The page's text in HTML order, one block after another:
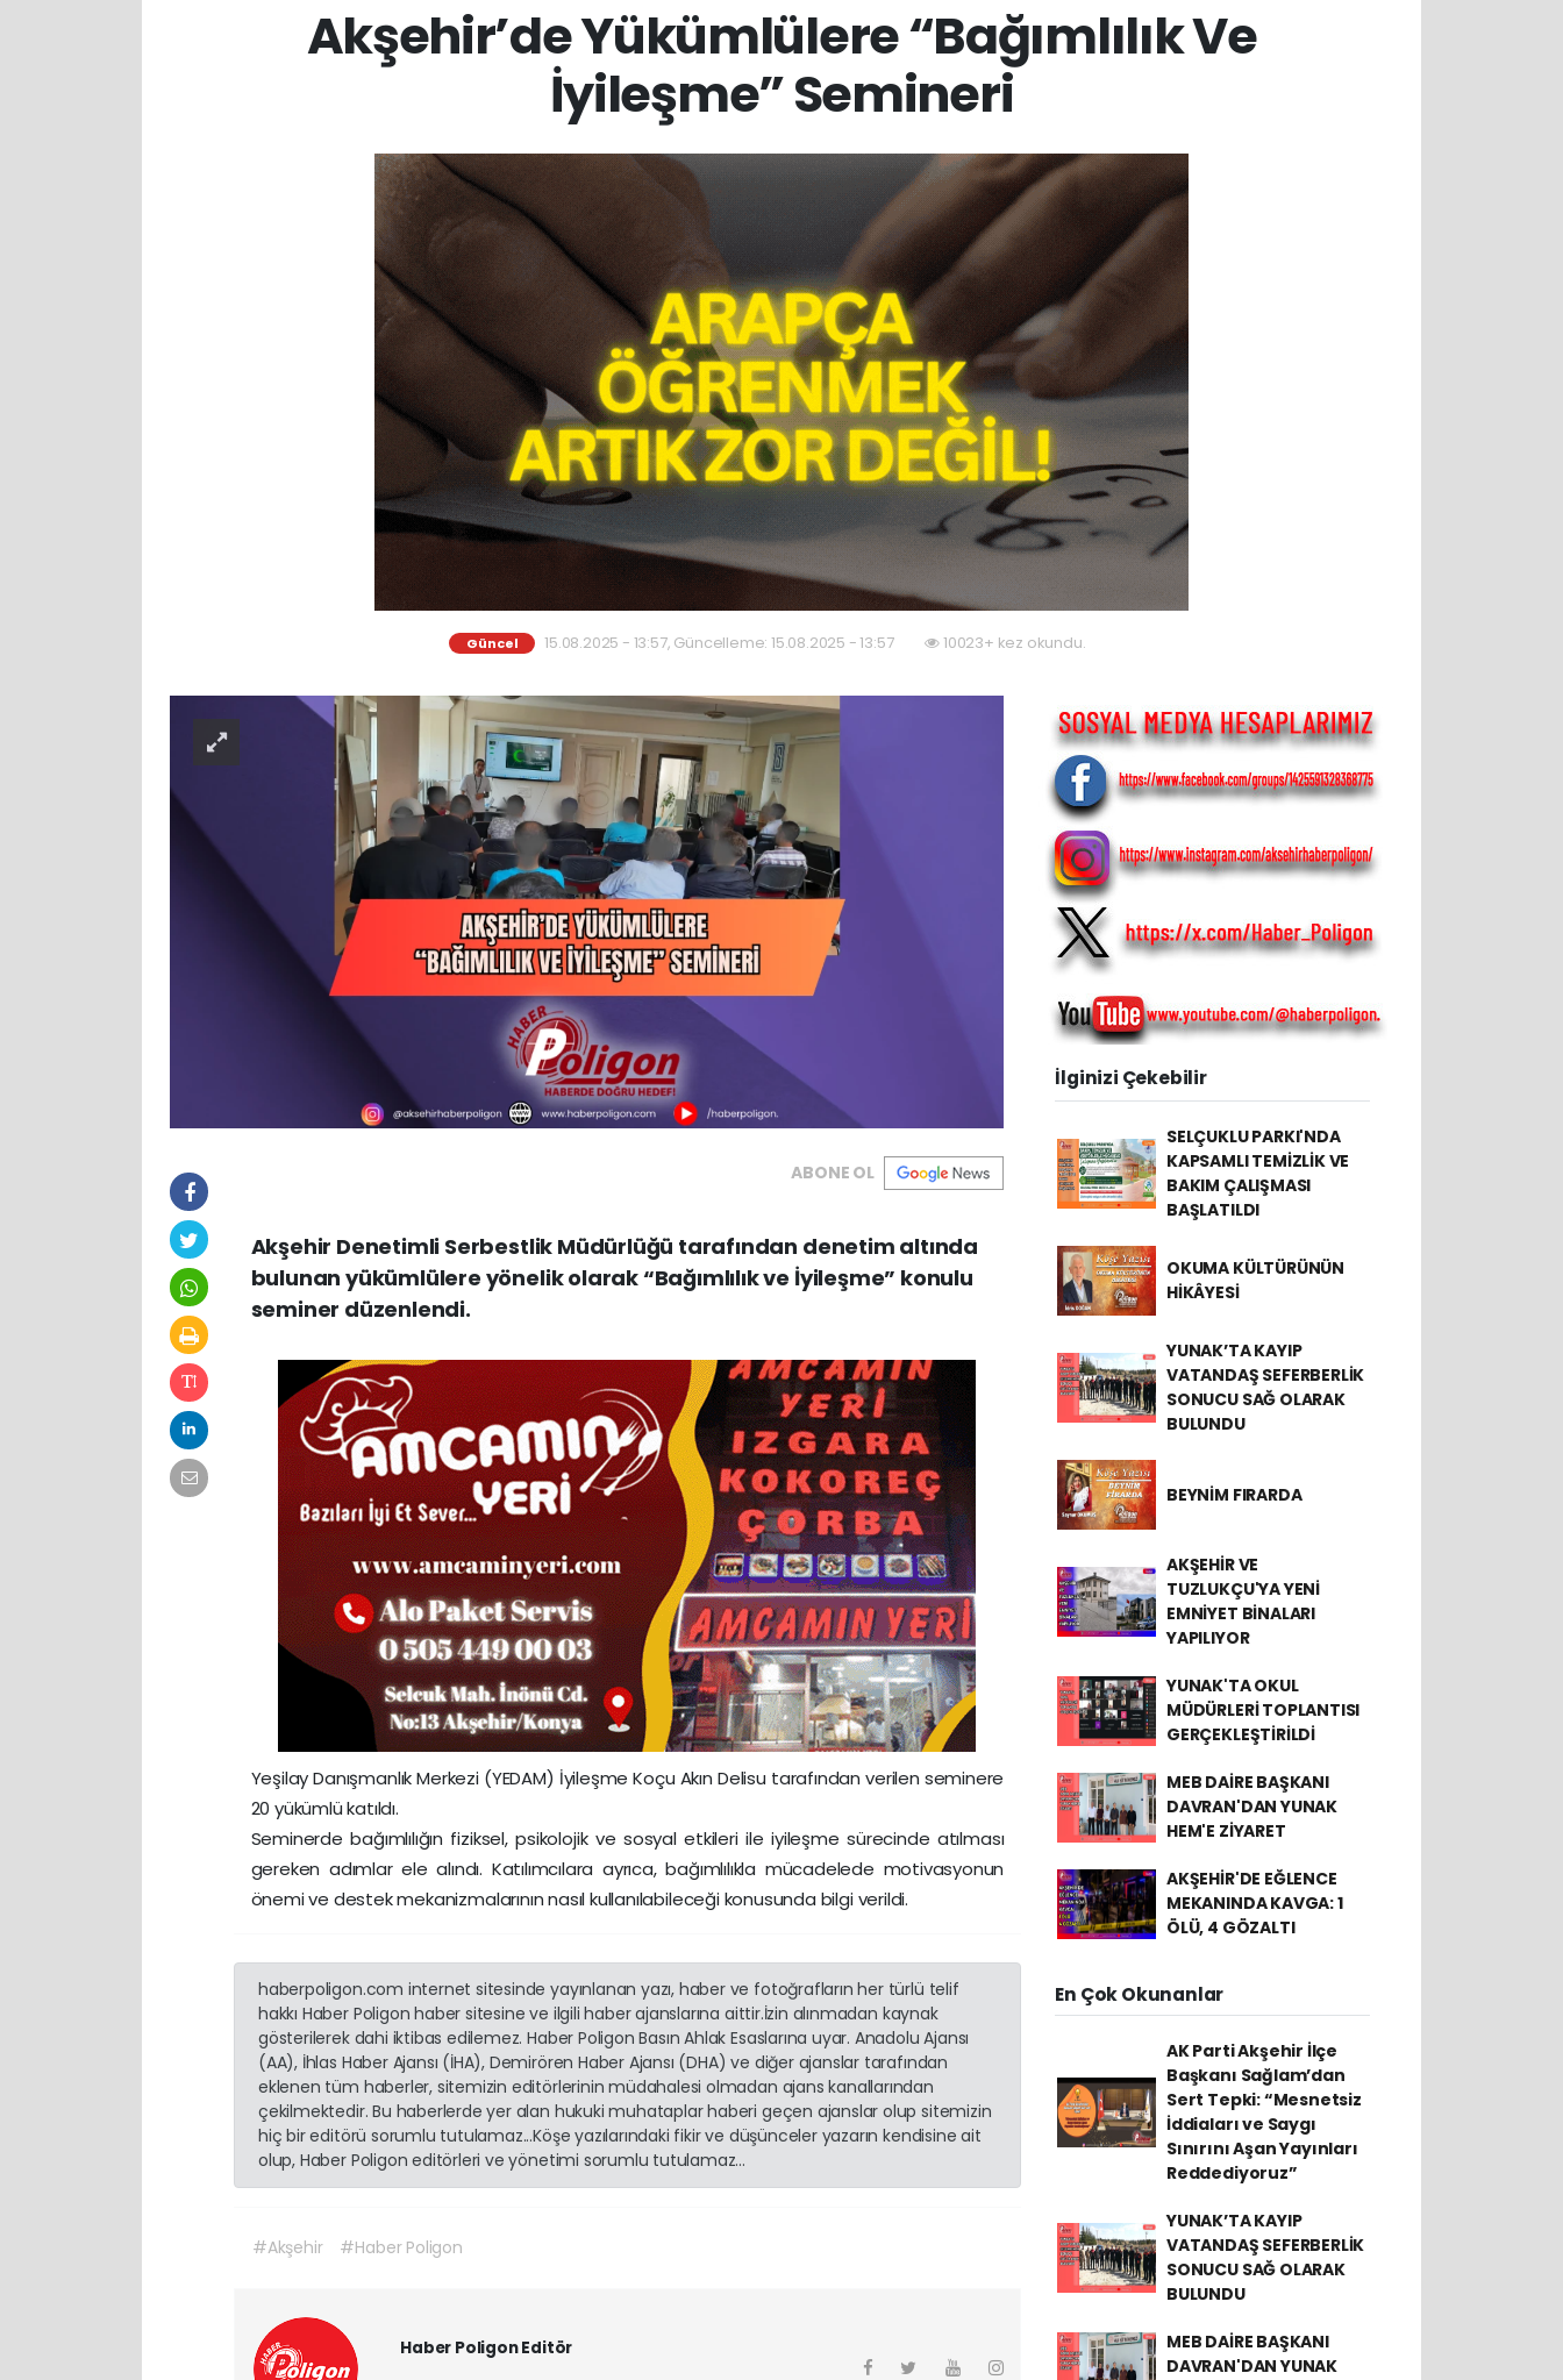
Akşehir’de Yükümlülere “Bağımlılık Ve
İyileşme” Semineri
Güncel 15.08.2025 - 13:57, Güncelleme: 15.08.2025 - 13:57 10023+ kez okundu.
ABONE OL
Akşehir Denetimli Serbestlik Müdürlüğü tarafından denetim altında
bulunan yükümlülere yönelik olarak “Bağımlılık ve İyileşme” konulu
seminer düzenlendi.
Yeşilay Danışmanlık Merkezi (YEDAM) İyileşme Koçu Akın Delisu tarafından verilen seminere
20 yükümlü katıldı.
Seminerde bağımlılığın fiziksel, psikolojik ve sosyal etkileri ile iyileşme sürecinde atılması
gereken adımlar ele alındı. Katılımcılara ayrıca, bağımlılıkla mücadelede motivasyonun
önemi ve destek mekanizmalarının nasıl kullanılabileceği konusunda bilgi verildi.
haberpoligon.com internet sitesinde yayınlanan yazı, haber ve fotoğrafların her türlü telif
hakkı Haber Poligon haber sitesine ve ilgili haber ajanslarına aittir.İzin alınmadan kaynak
gösterilerek dahi iktibas edilemez. Haber Poligon Basın Ahlak Esaslarına uyar. Anadolu Ajansı
(AA), İhlas Haber Ajansı (İHA), Demirören Haber Ajansı (DHA) ve diğer ajanslar tarafından
eklenen tüm haberler, sitemizin editörlerinin müdahalesi olmadan ajans kanallarından
çekilmektedir. Bu haberlerde yer alan hukuki muhataplar haberi geçen ajanslar olup sitemizin
hiç bir editörü sorumlu tutulamaz...Köşe yazılarındaki fikir ve düşünceler yazarın kendisine ait
olup, Haber Poligon editörleri ve yönetimi sorumlu tutulamaz...
#Akşehir #Haber Poligon
Haber Poligon Editör
İlginizi Çekebilir
SELÇUKLU PARKI'NDA
KAPSAMLI TEMİZLİK VE
BAKIM ÇALIŞMASI
BAŞLATILDI
OKUMA KÜLTÜRÜNÜN
HİKÂYESİ
YUNAK’TA KAYIP
VATANDAŞ SEFERBERLİK
SONUCU SAĞ OLARAK
BULUNDU
BEYNİM FIRARDA
AKŞEHİR VE
TUZLUKÇU'YA YENİ
EMNİYET BİNALARI
YAPILIYOR
YUNAK'TA OKUL
MÜDÜRLERİ TOPLANTISI
GERÇEKLEŞTİRİLDİ
MEB DAİRE BAŞKANI
DAVRAN'DAN YUNAK
HEM'E ZİYARET
AKŞEHİR'DE EĞLENCE
MEKANINDA KAVGA: 1
ÖLÜ, 4 GÖZALTI
En Çok Okunanlar
AK Parti Akşehir İlçe
Başkanı Sağlam’dan
Sert Tepki: “Mesnetsiz
İddiaları ve Saygı
Sınırını Aşan Yayınları
Reddediyoruz”
YUNAK’TA KAYIP
VATANDAŞ SEFERBERLİK
SONUCU SAĞ OLARAK
BULUNDU
MEB DAİRE BAŞKANI
DAVRAN'DAN YUNAK